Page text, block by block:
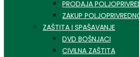
PRODAJA
ZAKUP
ZAŠTITA I SPAŠAVANJE
DVD BOŠNJACI
CIVILNA ZAŠTITA